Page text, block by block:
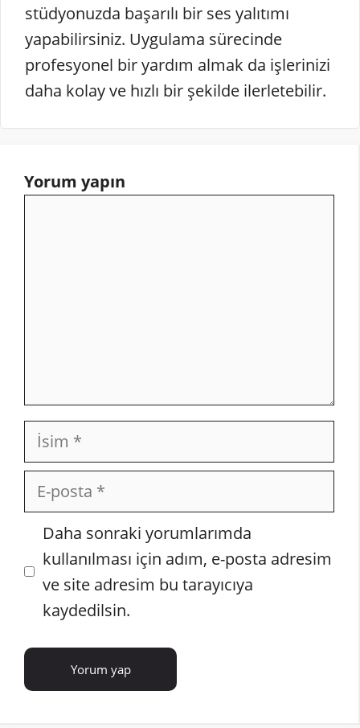
stüdyonuzda başarılı bir ses yalıtımı
yapabilirsiniz. Uygulama sürecinde
profesyonel bir yardım almak da işlerinizi
daha kolay ve hızlı bir şekilde ilerletebilir.
Yorum yapın
İsim
posta
İnternet
sitesi
Daha sonraki yorumlarımda
kullanılması için adım, e-posta adresim
ve site adresim bu tarayıcıya
kaydedilsin.